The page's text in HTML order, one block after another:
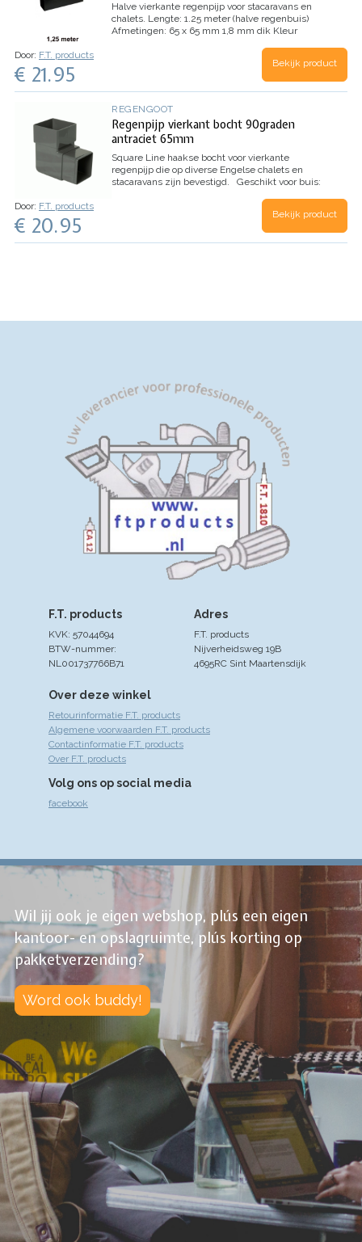
Halve vierkante regenpijp voor stacaravans en
chalets. Lengte: 1.25 meter (halve regenbuis)
Afmetingen: 65 x 65 mm 1,8 mm dik Kleur
tegen normaal verzendtarief aangeboden.
volle lengtes van 2.5 meter zijn ook verkrijgbaar
in de webshop. Let op in verband met die lengte
zijn hier hogere verzendkosten aan verbonden. U
kunt de regenbuizen ook van maandag tot
vrijdag afhalen 9:00 tot 18:00 uur of zaterdag
tussen 9:00 en 16:00 uur ophalen in onze
winkel op de nijverheidsweg 19b te Sint -
Maartensdijk (Zeeland).
Door: F.T. products
€ 21.95 Bekijk product
REGENGOOT
Regenpijp vierkant bocht 90graden
antraciet 65mm
Square Line haakse bocht voor vierkante
regenpijp die op diverse Engelse chalets en
stacaravans zijn bevestigd.
Geschikt voor buis:
Afmetingen buitenmaat: 70mm x 70mm
Bocht: 90 graden
Door: F.T. products
€ 20.95 Bekijk product
Over deze winkel
Retourinformatie F.T. products
Algemene voorwaarden F.T. products
Contactinformatie F.T. products
Over F.T. products
Volg ons op social media
facebook
Adres
F.T. products
Nijverheidsweg 19B
4695RC Sint Maartensdijk
F.T. products
KVK: 57044694
BTW-nummer:
NL001737766B71
Wil jij ook je eigen webshop, plús een eigen
kantoor- en opslagruimte, plús korting op
pakketverzending?
Word ook buddy!